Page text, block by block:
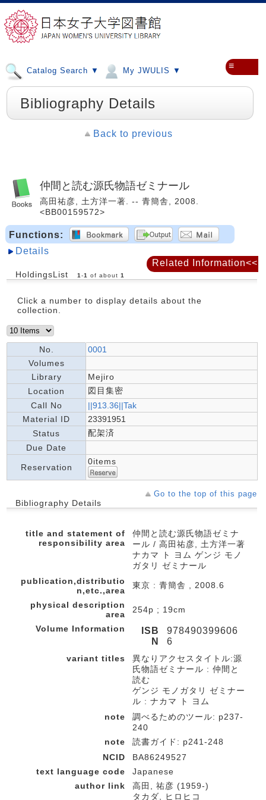
Catalog Search ▼ My JWULIS ▼ ≡
Bibliography Details
Back to previous
仲間と読む源氏物語ゼミナール
高田祐彦, 土方洋一著. -- 青簡舎, 2008.
<BB00159572>
Functions:
Details
HoldingsList 1 -1 of about 1
Click a number to display details about the
collection.
No.
0001
Volumes
Library
Mejiro
Location
図目集密
Call No
||913.36||Tak
Material ID
23391951
Status
配架済
Due Date
Reservation
0items
Go to the top of this page
Bibliography Details
title and statement of
responsibility area
仲間と読む源氏物語ゼミナ
ール / 高田祐彦, 土方洋一著
ナカマ ト ヨム ゲンジ モノ
ガタリ ゼミナール
publication,distributio
n,etc.,area
東京 : 青簡舎 , 2008.6
physical description
area
254p ; 19cm
Volume Information
ISB
N
978490399606
6
variant titles
異なりアクセスタイトル:源
氏物語ゼミナール : 仲間と
読む
ゲンジ モノガタリ ゼミナー
ル : ナカマ ト ヨム
note
調べるためのツール: p237-
240
note
読書ガイド: p241-248
NCID
BA86249527
text language code
Japanese
author link
高田, 祐彦 (1959-)
タカダ, ヒロヒコ
Related Information<<